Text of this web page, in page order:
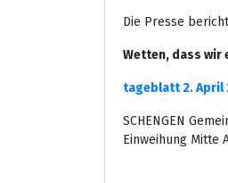
Die Presse
Wetten, dass wir
tageblatt 2. April
SCHENGEN
Einweihung Mitte